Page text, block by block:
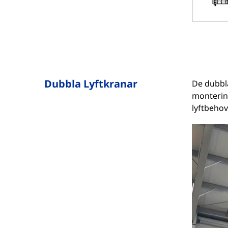
Dubbla Lyftkranar
De